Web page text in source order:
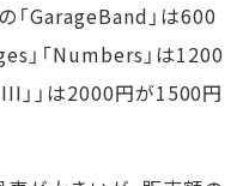
「GarageBand」は600
」「Numbers」は1200
」」は2000円が1500円